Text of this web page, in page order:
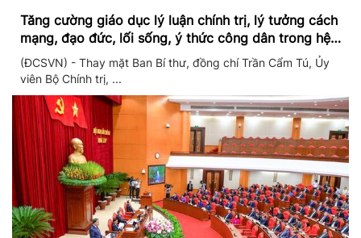
Tăng cường giáo dục lý luận chính trị, lý tưởng cách
mạng, đạo đức, lối sống, ý thức công dân trong hệ
thống giáo dục quốc dân
(ĐCSVN) - Thay mặt Ban Bí thư, đồng chí Trần Cẩm Tú, Ủy
viên Bộ Chính trị, ...